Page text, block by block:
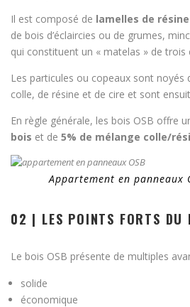
Il est composé de lamelles de
de bois d’éclaircies ou de grumes,
qui constituent un « matelas » de trois
Les particules ou copeaux sont noyés
colle, de résine et de cire et sont
En règle générale, les bois OSB offre
bois et de 5% de mélange colle/
Appartement en panneaux
02 | LES POINTS FORTS DU
Le bois OSB présente de multiples
solide
économique